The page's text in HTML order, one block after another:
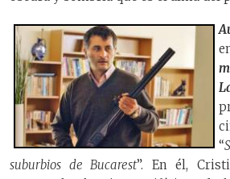
“
suburbios de Bucarest”. En él,